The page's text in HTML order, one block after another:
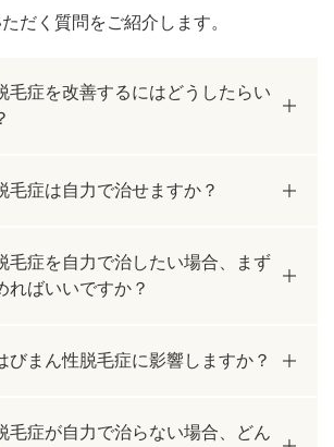
だく質問をご紹介します。
毛症を改善するにはどうしたらい
毛症は自力で治せますか？
毛症を自力で治したい場合、まず
ればいいですか？
びまん性脱毛症に影響しますか？
毛症が自力で治らない場合、どん